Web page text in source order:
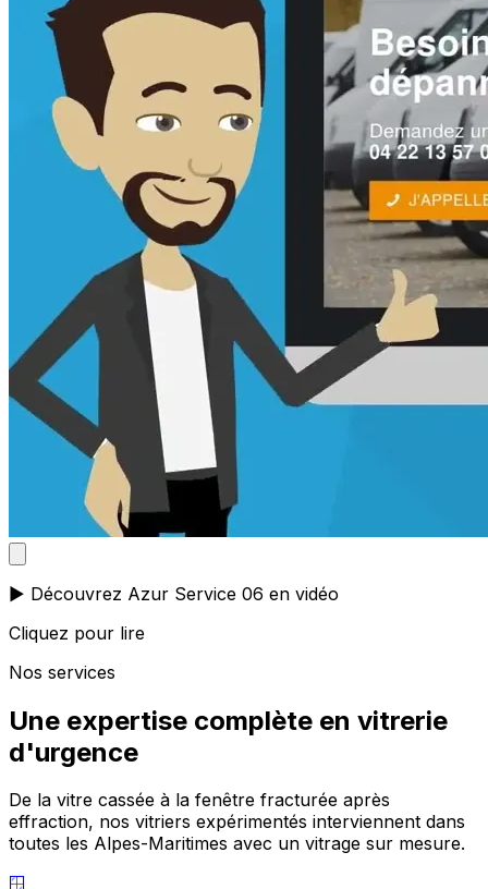
▶️ Découvrez Azur Service 06 en vidéo
Cliquez pour lire
Nos services
Une expertise complète en vitrerie
d'urgence
De la vitre cassée à la fenêtre fracturée après
effraction, nos vitriers expérimentés interviennent dans
toutes les Alpes-Maritimes avec un vitrage sur mesure.
🪟